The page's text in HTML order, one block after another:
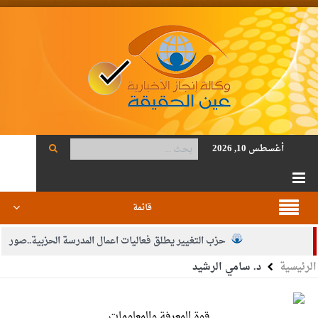
أغسطس 10, 2026
قائمة
حزب التغيير يطلق فعاليات اعمال المدرسة الحزبية..صور
الجيش يفتح باب التجنيد لحملة البكالوريوس في الحقوق والقانون
الرئيسية د. سامي الرشيد